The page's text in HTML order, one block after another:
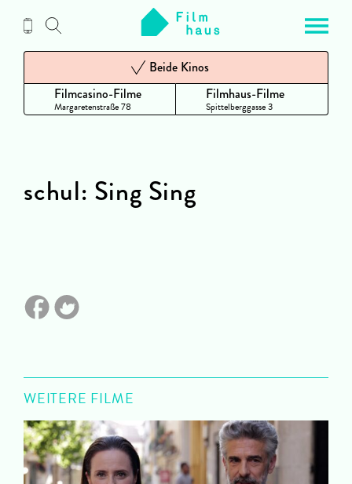
Inhalt
Filmcasino-Filme
Margaretenstraße 78
Beide Kinos
Filmhaus-Filme
Spittelberggasse 3
schul: Sing Sing
WEITERE FILME